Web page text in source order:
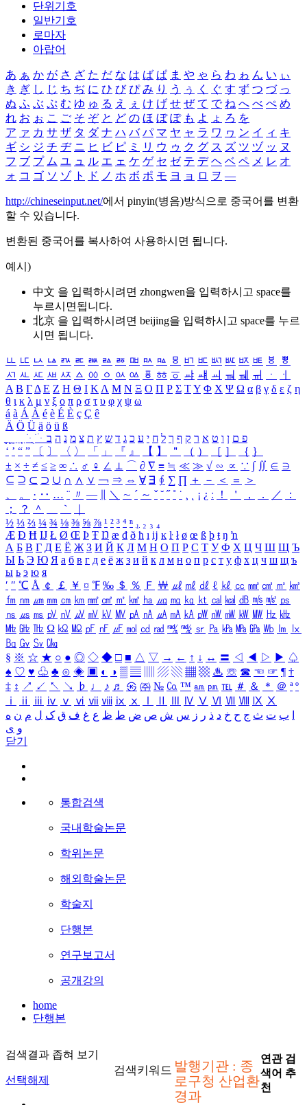
단위기호
일반기호
로마자
아랍어
あ ぁ か が さ ざ た だ な は ば ぱ ま や ゃ ら わ ゎ ん い ぃ
き ぎ し じ ち ぢ に ひ び ぴ み り う ぅ く ぐ す ず つ づ っ
ぬ ふ ぶ ぷ む ゆ ゅ る え ぇ け げ せ ぜ て で ね へ べ ぺ め
れ お ぉ こ ご そ ぞ と ど の ほ ぼ ぽ も よ ょ ろ を
ア ァ カ サ ザ タ ダ ナ ハ バ パ マ ヤ ャ ラ ワ ヮ ン イ ィ キ
ギ シ ジ チ ヂ ニ ヒ ビ ピ ミ リ ウ ゥ ク グ ス ズ ツ ヅ ッ ヌ
フ ブ プ ム ユ ュ ル エ ェ ケ ゲ セ ゼ テ デ ヘ ベ ペ メ レ オ
ォ コ ゴ ソ ゾ ト ド ノ ホ ボ ポ モ ヨ ョ ロ ヲ ―
http://chineseinput.net/에서 pinyin(병음)방식으로 중국어를 변환
할 수 있습니다.
변환된 중국어를 복사하여 사용하시면 됩니다.
예시)
中文 을 입력하시려면 zhongwen을 입력하시고 space를
누르시면됩니다.
北京 을 입력하시려면 beijing을 입력하시고 space를 누르
시면 됩니다.
ㅥ ㅦ ㅧ ㅨ ㅩ ㅪ ㅫ ㅬ ㅭ ㅮ ㅯ ㅰ ㅱ ㅲ ㅳ ㅴ ㅵ ㅶ ㅷ ㅸ
ㅹ
ㅺ ㅻ ㅼ ㅽ ㅾ ㅿ ㆀ ㆁ ㆂ ㆃ ㆄ ㆅ ㆆ ㆇ ㆈ ㆉ ㆊ ㆋ ㆌ ㆍ
ㆎ
Α Β ΓΔ Ε Ζ Η Θ Ι ΚΛ Μ Ν Ξ Ο Π Ρ Σ ΤΥ Φ Χ Ψ Ω α β γ δ ε ζ η
θ ι κ λ μ ν ξ ο π ρ σ τ υ φ χ ψ ω
á à Á À é è É È ç Ç ê
Ä Ö Ü ä ö ü ß
ִֶֹ ֻּ ׁׂ פ ם ן ו ט א ר ק ף ך ל ח י ע כ ג ד ש ץ ת צ מ נ ה ב
‘ ’ “ ” 〔 〕 〈 〉 「 」 『 』 【 】 ＂ （ ） ［ ］ ｛ ｝
± × ÷ ≠ ≤ ≥ ∞ ∴ ♂ ♀ ∠ ⊥ ⌒ ∂ ∇ ≡ ≒ ≪ ≫ √ ∽ ∝ ∵ ∫ ∬ ∈ ∋
⊆ ⊇ ⊂ ⊃ ∪ ∩ ∧ ∨ ￢ ⇒ ⇔ ∀ ∃ ∮ ∑ ∏ ＋ － ＜ ＝
＞
、
。 · ‥ … ¨ 〃 ― ＼ ∼ ´ ～ ˇ ˘ ˝ ˚ ˙ ¸ ¡ ¿ ː ！ ＇ ， ． ／
：
；
？ ＾ ｀
½ ⅓ ⅔ ¼ ¾ ⅛ ⅜ ⅝ ⅞ ¹ ² ³ ⁴ ⁿ ₁ ₂ ₃ ₄
Æ Ð Ħ Ĳ Ł Ø Œ Þ Ŧ Ŋ æ đ ð ħ ı ĳ ĸ ŀ ł ø œ ß þ ŧ ŋ ŉ
А Б В Г Д Е Ё Ж З И Й К Л М Н О П Р С Т У Ф Х Ц Ч Ш Щ Ъ
Ы Ь Э Ю Я а б в г д е ё ж з и й к л м н о п р с т у ф х ц ч ш щ ъ
ы ь э ю я
′ ″ ℃ Å ￠ ￡ ￥ ¤ ℉ ‰ ＄ ％ Ｆ ￦ ㎕ ㎖ ㎗ ℓ ㎘ ㏄ ㎣ ㎤ ㎥ ㎦
㎙ ㎚ ㎛ ㎜ ㎝ ㎞ ㎟ ㎠ ㎡ ㎢ ㏊ ㎍ ㎎ ㎏ ㏏ ㎈ ㎉ ㏈ ㎧ ㎨ ㎰
㎱ ㎲ ㎳ ㎴ ㎵ ㎶ ㎷ ㎸ ㎹ ㎀ ㎁ ㎂ ㎃ ㎄ ㎺ ㎻ ㎽ ㎾ ㎿ ㎐ ㎑
㎒ ㎓ ㎔ Ω ㏀ ㏁ ㎊ ㎋ ㎌ ㏖ ㏅ ㎭ ㎮ ㎯ ㏛ ㎩ ㎪ ㎫ ㎬ ㏝ ㏐
㏓
㏃ ㏉ ㏜ ㏆
§ ※ ☆ ★ ○ ● ◎ ◇ ◆ □ ■ △ ▽ → ← ↑ ↓ ↔ 〓 ◁ ◀ ▷ ▶ ♤
♠ ♡ ♥ ♧ ♣ ⊙ ◈ ▣ ◐ ◑ ▒ ▤ ▨ ▧ ▦ ▩ ♨ ☏ ☎ ☜ ☞ ¶ †
‡ ↕ ↗ ↙ ↖ ↘ ♭ ♩ ♪ ♬ ㉿ ㈜ № ㏇ ™ ㏂ ㏘ ℡ ＃ ＆ ＊ ＠ ª º
ⅰ
ⅱ ⅲ ⅳ ⅴ ⅵ ⅶ ⅷ ⅸ ⅹ Ⅳ Ⅴ Ⅵ Ⅶ Ⅷ Ⅸ Ⅹ
ب ت ث ج ح خ د ذ ر ز س ش ص ض ط ظ ع غ ف ق ک ل م ن ه
و ی
닫기
통합검색
국내학술논문
학위논문
해외학술논문
학술지
단행본
연구보고서
공개강의
home
단행본
검색결과 좁혀 보기
선택해제
검색키워드 발행기관 : 종
로구청 산업환
경과
연관 검
색어 추
천